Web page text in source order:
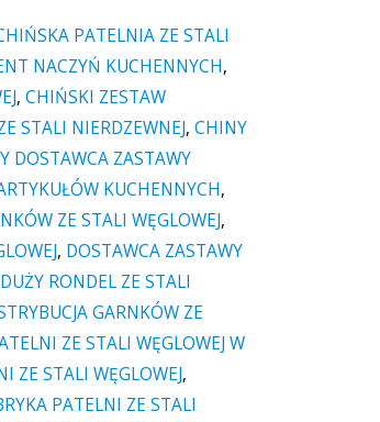
PATELNIA ZE STALI
NACZYŃ KUCHENNYCH,
, CHIŃSKI ZESTAW
STALI NIERDZEWNEJ, CHINY
DOSTAWCA ZASTAWY
KUCHENNYCH,
ZE STALI WĘGLOWEJ,
, DOSTAWCA ZASTAWY
DUŻY RONDEL ZE STALI
GARNKÓW ZE
ZE STALI WĘGLOWEJ W
ZE STALI WĘGLOWEJ,
PATELNI ZE STALI